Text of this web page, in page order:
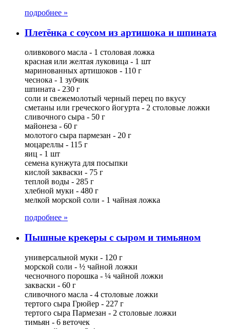
подробнее »
Плетёнка с соусом из артишока и шпината
оливкового масла - 1 столовая ложка
красная или желтая луковица - 1 шт
маринованных артишоков - 110 г
чеснока - 1 зубчик
шпината - 230 г
соли и свежемолотый черный перец по вкусу
сметаны или греческого йогурта - 2 столовые ложки
сливочного сыра - 50 г
майонеза - 60 г
молотого сыра пармезан - 20 г
моцареллы - 115 г
яиц - 1 шт
семена кунжута для посыпки
кислой закваски - 75 г
теплой воды - 285 г
хлебной муки - 480 г
мелкой морской соли - 1 чайная ложка
подробнее »
Пышные крекеры с сыром и тимьяном
универсальной муки - 120 г
морской соли - ½ чайной ложки
чесночного порошка - ¼ чайной ложки
закваски - 60 г
сливочного масла - 4 столовые ложки
тертого сыра Грюйер - 227 г
тертого сыра Пармезан - 2 столовые ложки
тимьян - 6 веточек